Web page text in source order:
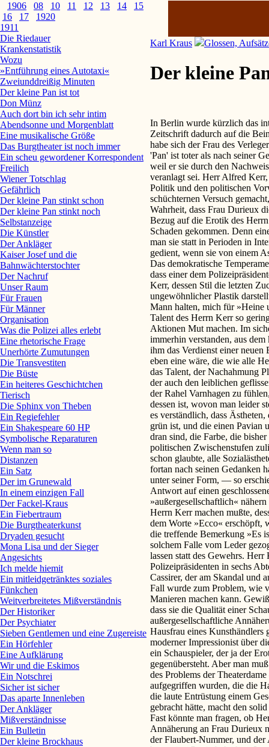
Karl Kraus Glossen,
Der kleine
In Berlin wurde kürzlich das interessante Experiment gemacht, einer uninteressanten Zeitschrift dadurch auf die Beine zu helfen, dass man versicherte, der Polizeipräsident habe sich der Frau des Verlegers nähern wollen. Das Experiment mißlang, und der 'Pan' ist toter als nach seiner Geburt. Herr Harden hatte schon Abonnenten verloren, weil er sie durch den Nachweis vermehren wollte, dass Fürst Eulenburg homosexuell veranlagt sei. Herr Alfred Kerr, der dieses Wagnis, einen erotischen Hinterhalt für die Politik und den politischen Vorwand für das Geschäft zu benützen, tadelte, hat einen schüchternen Versuch gemacht, es zu kopieren, indem er, gestützt auf die erweisliche Wahrheit, dass Frau Durieux die Gattin des Herrn Cassirer sei, sich bemüssigt fand, in Bezug auf die Erotik des Herrn v. Jagow auszusprechen was ist. Herr Kerr ist dabei zu Schaden gekommen. Denn eine üble Sache wird dadurch nicht schmackhafter, dass man sie statt in Perioden in Interjektionen serviert, und der Moral ist nicht besser gedient, wenn sie von einem Asthmatiker protegiert wird, als von einem Bauchredner. Das demokratische Temperament mag es ja als eine geistige Tat ohnegleichen ansehen, dass einer dem Polizeipräsidenten »hähä« zugerufen hat, und die Verehrer des Herrn Kerr, dessen Stil die letzten Zuckungen des sterbenden Feuilletonismus mit ungewöhnlicher Plastik darstellt, mögen diesen Polemiker sogar für den geeigneten Mann halten, mich für »Heine und die Folgen« zur Rede zu stellen. Ich möchte das Talent des Herrn Kerr so gering nicht einschätzen wie jene, die ihm zu politischen Aktionen Mut machen. Im sicheren Foyer theaterkritischer Subtilitäten hat er es immerhin verstanden, aus dem kurzen Atem eine Tugend zu machen, und man könnte ihm das Verdienst einer neuen Ein- und Ausdrucksfähigkeit zubilligen, wenn es nicht eben eine wäre, die wie alle Heine-Verwandtschaft Nachahmung ihrer selbst ist und das Talent, der Nachahmung Platz zu machen. Das bedingt einen geistigen Habitus, der auch den leiblichen geflissentlich dazu anhält, sich noch immer als Jourbesucher der Rahel Varnhagen zu fühlen, und dem das politische Interesse bloß eine Ableitung dessen ist, wovon man leider stets im Überfluß hat: der Sentimentalität. Sie allein macht es verständlich, dass Ästheten, die aus Lebensüberdruß Gift nehmen könnten, weil es grün ist, und die einen Pavian um den roten Hintern beneiden, manchmal drauf und dran sind, die Farbe, die bisher nur ihr Auge befriedigt hat, auch zu bekennen. Diesen politischen Zwischenstufen zuliebe ist der 'Pan' gegründet worden, und wenn man schon glaubte, alle Sozialästheten würden sich wie ein Heinrich Mann erheben und fortan nach seinen Gedanken handeln, die an der Oberfläche sind und doch so tief unter seiner Form, — so erschien ein offener Brief an Herrn v. Jagow. Er war die Antwort auf einen geschlossenen. Herr v. Jagow hatte sich der Frau Durieux »außergesellschaftlich« nähern wollen. Man denke nur, welchen Eindruck das auf Herrn Kerr machen mußte, dessen Scherz, Satire, Ironie und tiefere Bedeutung sich in dem Worte »Ecco« erschöpft, wozu aber, wenn er gereizt wird, in der Parenthese noch die treffende Bemerkung »Es ist auffallend« hinzutreten kann. Herr Harden hätte in solchem Falle vom Leder gezogen, das heißt er hätte den Feind das Leder spüren lassen statt des Gewehrs. Herr Kerr begann fließend zu stottern, teilte den Polizeipräsidenten in sechs Abteilungen und fühlte sich aristophanisch wohl. Herr Cassirer, der am Skandal und am Geschäft beteiligte Verleger, duldete still. Und der Fall wurde zum Problem, wie viel Aufsehen man in
1906 08 10 11 12 13 14
15
16
17
1920
1911
Die Riedauer
Krankenstatistik
Wozu
»Entführung eines Autotaxi«
Zweiunddreißig Minuten
Der kleine Pan ist tot
Don Münz
Auch dort bin ich sehr intim
Abendsonne und Morgenblatt
Eine musikalische Größe
Das Burgtheater ist noch immer
Ein scheu gewordener Korrespondent
Freilich
Wiener Totschlag
Gefährlich
Der kleine Pan stinkt schon
Der kleine Pan stinkt noch
Selbstanzeige
Die Künstler
Der Ankläger
Kaiser Josef und die
Bahnwächterstochter
Der Nachruf
Unser Raum
Für Frauen
Für Männer
Organisation
Was die Polizei alles erlebt
Eine rhetorische Frage
Unerhörte Zumutungen
Die Transvestiten
Die Büste
Ein heiteres Geschichtchen
Tierisch
Die Sphinx von Theben
Ein Regiefehler
Ein Shakespeare 60 HP
Symbolische Reparaturen
Wenn man so
Distanzen
Ein Satz
Der im Grunewald
In einem einzigen Fall
Der Fackel-Kraus
Ein Fiebertraum
Die Burgtheaterkunst
Dryaden gesucht
Mona Lisa und der Sieger
Angesichts
Ich melde hiemit
Ein mitleidgetränktes soziales
Fünkchen
Weitverbreitetes Mißverständnis
Der Historiker
Der Psychiater
Sieben Gentlemen und eine Zugereiste
Ein Hörfehler
Eine Aufklärung
Wir und die Eskimos
Ein Notschrei
Sicher ist sicher
Das aparte Innenleben
Der Ankläger
Mißverständnisse
Ein Bulletin
Der kleine Brockhaus